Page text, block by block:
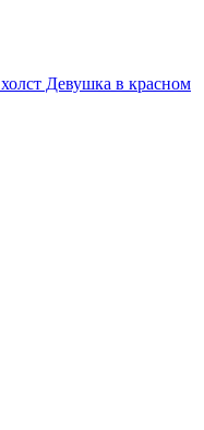
Девушка в красном